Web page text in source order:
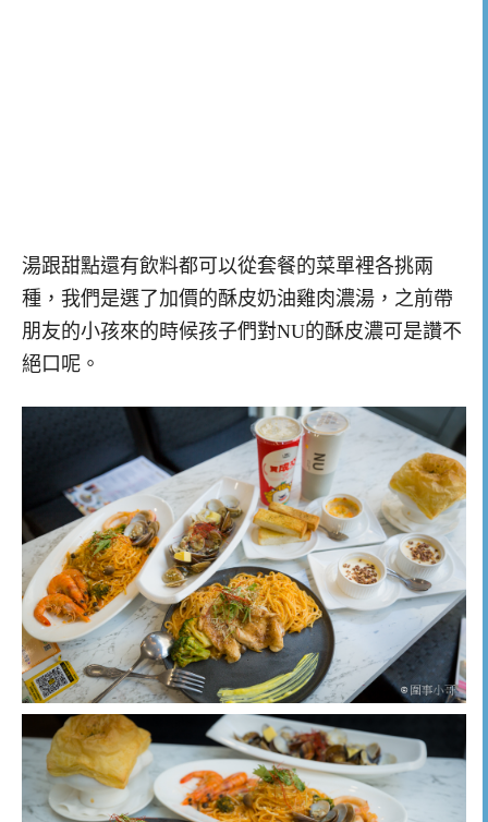
湯跟甜點還有飲料都可以從套餐的菜單裡各挑兩
種，我們是選了加價的酥皮奶油雞肉濃湯，之前帶
朋友的小孩來的時候孩子們對NU的酥皮濃可是讚不
絕口呢。